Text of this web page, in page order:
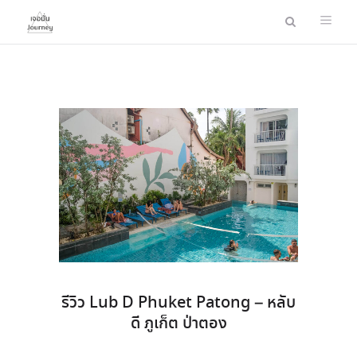
รีวิว Lub D Phuket Patong – หลับ
ดี ภูเก็ต ป่าตอง